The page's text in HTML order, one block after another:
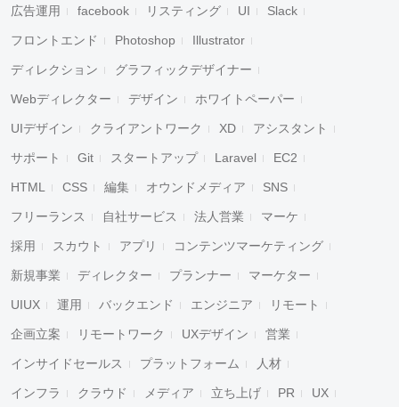
広告運用 facebook リスティング UI Slack
フロントエンド Photoshop Illustrator
ディレクション グラフィックデザイナー
Webディレクター デザイン ホワイトペーパー
UIデザイン クライアントワーク XD アシスタント
サポート Git スタートアップ Laravel EC2
HTML CSS 編集 オウンドメディア SNS
フリーランス 自社サービス 法人営業 マーケ
採用 スカウト アプリ コンテンツマーケティング
新規事業 ディレクター プランナー マーケター
UIUX 運用 バックエンド エンジニア リモート
企画立案 リモートワーク UXデザイン 営業
インサイドセールス プラットフォーム 人材
インフラ クラウド メディア 立ち上げ PR UX